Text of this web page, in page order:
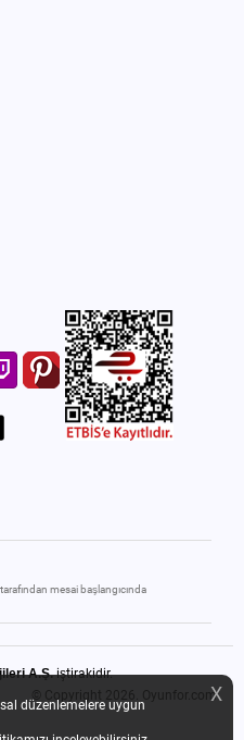
X
düzenlemelere uygun
mesai başlangıcında
A.Ş.iştirakidir.
© Copyright 2026.
Oyunfor.com